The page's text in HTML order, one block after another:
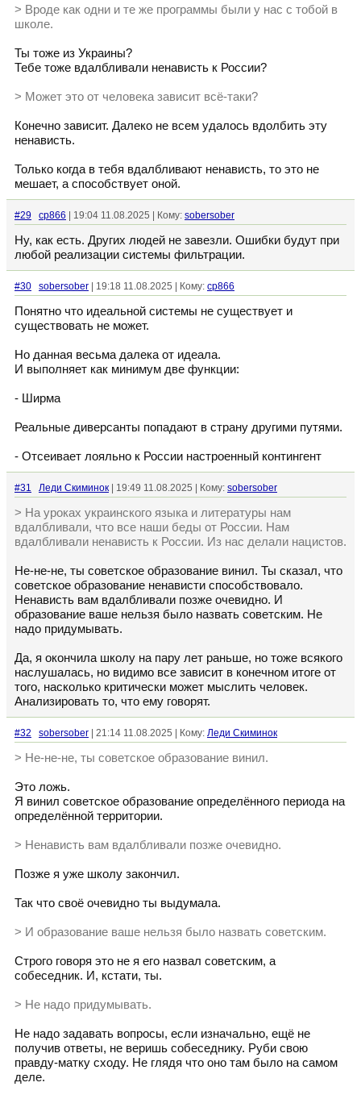
> Вроде как одни и те же программы были у нас с тобой в
школе.
Ты тоже из Украины?
Тебе тоже вдалбливали ненависть к России?
> Может это от человека зависит всё-таки?
Конечно зависит. Далеко не всем удалось вдолбить эту
ненависть.
Только когда в тебя вдалбливают ненависть, то это не
мешает, а способствует оной.
#29 cp866 | 19:04 11.08.2025 | Кому: sobersober
Ну, как есть. Других людей не завезли. Ошибки будут при
любой реализации системы фильтрации.
#30 sobersober | 19:18 11.08.2025 | Кому: cp866
Понятно что идеальной системы не существует и
существовать не может.
Но данная весьма далека от идеала.
И выполняет как минимум две функции:
- Ширма
Реальные диверсанты попадают в страну другими путями.
- Отсеивает лояльно к России настроенный контингент
#31 Леди Скиминок | 19:49 11.08.2025 | Кому: sobersober
> На уроках украинского языка и литературы нам
вдалбливали, что все наши беды от России. Нам
вдалбливали ненависть к России. Из нас делали нацистов.
Не-не-не, ты советское образование винил. Ты сказал, что
советское образование ненависти способствовало.
Ненависть вам вдалбливали позже очевидно. И
образование ваше нельзя было назвать советским. Не
надо придумывать.
Да, я окончила школу на пару лет раньше, но тоже всякого
наслушалась, но видимо все зависит в конечном итоге от
того, насколько критически может мыслить человек.
Анализировать то, что ему говорят.
#32 sobersober | 21:14 11.08.2025 | Кому: Леди Скиминок
> Не-не-не, ты советское образование винил.
Это ложь.
Я винил советское образование определённого периода на
определённой территории.
> Ненависть вам вдалбливали позже очевидно.
Позже я уже школу закончил.
Так что своё очевидно ты выдумала.
> И образование ваше нельзя было назвать советским.
Строго говоря это не я его назвал советским, а
собеседник. И, кстати, ты.
> Не надо придумывать.
Не надо задавать вопросы, если изначально, ещё не
получив ответы, не веришь собеседнику. Руби свою
правду-матку сходу. Не глядя что оно там было на самом
деле.